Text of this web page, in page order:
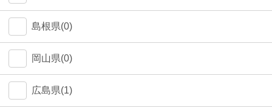
島根県(0)
岡山県(0)
広島県(1)